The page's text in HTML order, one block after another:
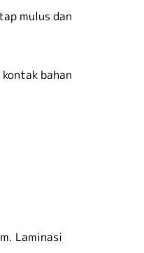
mulus dan
bahan
Laminasi